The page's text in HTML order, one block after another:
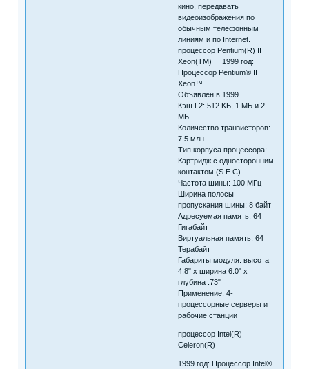
кино, передавать
видеоизображения по
обычным телефонным
линиям и по Internet.
процессор Pentium(R) II
Xeon(TM) 1999 год:
Процессор Pentium® II
Xeon™
Объявлен в 1999
Кэш L2: 512 KБ, 1 МБ и 2
МБ
Количество транзисторов:
7.5 млн
Тип корпуса процессора:
Картридж с односторонним
контактом (S.E.C)
Частота шины: 100 МГц
Ширина полосы
пропускания шины: 8 байт
Адресуемая память: 64
Гигабайт
Виртуальная память: 64
Терабайт
Габариты модуля: высота
4.8" x ширина 6.0" x
глубина .73"
Применение: 4-
процессорные серверы и
рабочие станции
процессор Intel(R)
Celeron(R)
1999 год: Процессор Intel®